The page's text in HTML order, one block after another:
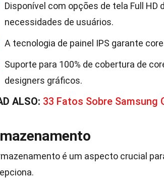
Disponível com opções de tela Full HD
necessidades de usuários.
A tecnologia de painel IPS garante
Suporte para 100% de cobertura de
designers gráficos.
ALSO: 33 Fatos Sobre Samsung
é um aspecto crucial